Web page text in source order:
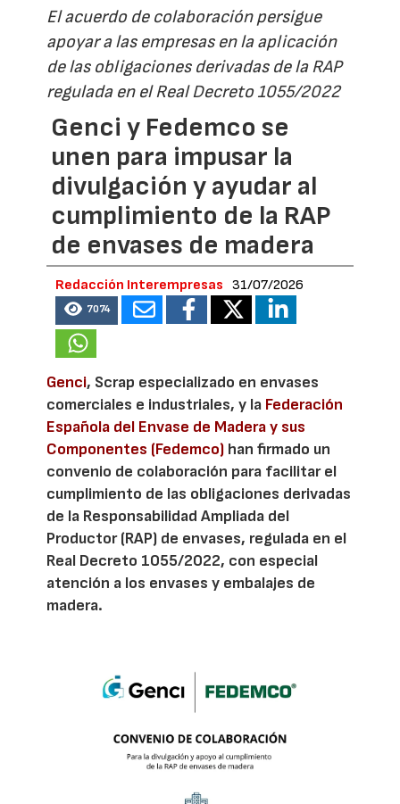
El acuerdo de colaboración persigue
apoyar a las empresas en la aplicación
de las obligaciones derivadas de la RAP
regulada en el Real Decreto 1055/2022
Genci y Fedemco se
unen para impusar la
divulgación y ayudar al
cumplimiento de la RAP
de envases de madera
Redacción Interempresas 31/07/2026
7074
Genci, Scrap especializado en envases
comerciales e industriales, y la Federación
Española del Envase de Madera y sus
Componentes (Fedemco) han firmado un
convenio de colaboración para facilitar el
cumplimiento de las obligaciones derivadas
de la Responsabilidad Ampliada del
Productor (RAP) de envases, regulada en el
Real Decreto 1055/2022, con especial
atención a los envases y embalajes de
madera.